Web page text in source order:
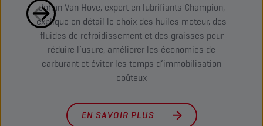
Johan Van Hove, expert en lubrifiants Champion,
explique en détail le choix des huiles moteur, des
fluides de refroidissement et des graisses pour
réduire l’usure, améliorer les économies de
carburant et éviter les temps d’immobilisation
coûteux
EN SAVOIR PLUS